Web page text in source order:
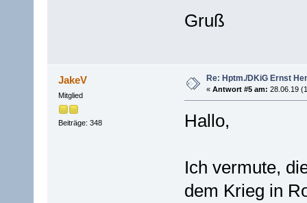
Gruß
JakeV
Mitglied
Beiträge: 348
Re: Hptm./DKiG Ernst
« Antwort #5 am: 28.06.19
Hallo,
Ich vermute,
dem Krieg in